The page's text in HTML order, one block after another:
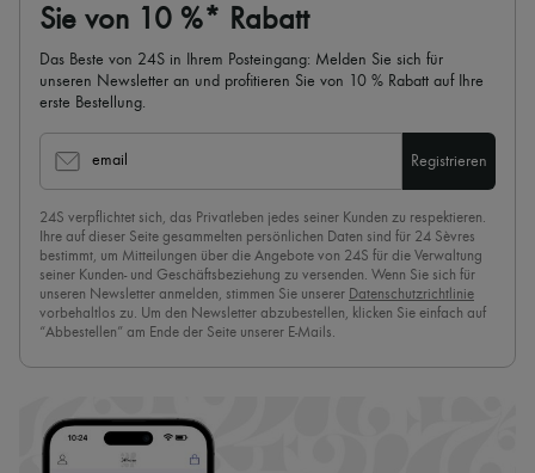
Sie von 10 %* Rabatt
Das Beste von 24S in Ihrem Posteingang: Melden Sie sich für
unseren Newsletter an und profitieren Sie von 10 % Rabatt auf Ihre
erste Bestellung.
email Registrieren
24S verpflichtet sich, das Privatleben jedes seiner Kunden zu respektieren.
Ihre auf dieser Seite gesammelten persönlichen Daten sind für 24 Sèvres
bestimmt, um Mitteilungen über die Angebote von 24S für die Verwaltung
seiner Kunden- und Geschäftsbeziehung zu versenden. Wenn Sie sich für
unseren Newsletter anmelden, stimmen Sie unserer Datenschutzrichtlinie
vorbehaltlos zu. Um den Newsletter abzubestellen, klicken Sie einfach auf
“Abbestellen” am Ende der Seite unserer E-Mails.